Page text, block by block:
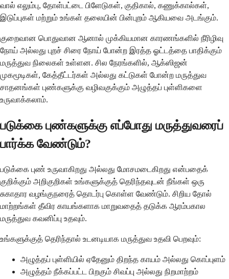
வால் எலும்பு, தோள்பட்டை பிளேடுகள், குதிகால், கணுக்கால்கள்,
இடுப்புகள் மற்றும் உங்கள் தலையின் பின்புறம் ஆகியவை அடங்கும்.
குறைவான பொதுவான ஆனால் முக்கியமான காரணங்களில் நீரிழிவு
நோய் அல்லது புறச் சிரை நோய் போன்ற இரத்த ஓட்டத்தை பாதிக்கும்
மருத்துவ நிலைகள் உள்ளன. சில நேரங்களில், ஆக்ஸிஜன்
முகமூடிகள், கேத்தீட்டர்கள் அல்லது கட்டுகள் போன்ற மருத்துவ
சாதனங்கள் புண்களுக்கு வழிவகுக்கும் அழுத்தப் புள்ளிகளை
உருவாக்கலாம்.
படுக்கை புண்களுக்கு எப்போது மருத்துவரைப்
பார்க்க வேண்டும்?
படுக்கை புண் உருவாகிறது அல்லது மோசமடைகிறது என்பதைக்
குறிக்கும் அறிகுறிகள் உங்களுக்குத் தெரிந்தவுடன் நீங்கள் ஒரு
சுகாதார வழங்குநரைத் தொடர்பு கொள்ள வேண்டும். சிறிய தோல்
மாற்றங்கள் தீவிர காயங்களாக மாறுவதைத் தடுக்க ஆரம்பகால
மருத்துவ கவனிப்பு உதவும்.
உங்களுக்குத் தெரிந்தால் உடனடியாக மருத்துவ உதவி பெறவும்:
அழுத்தப் புள்ளியில் ஏதேனும் திறந்த காயம் அல்லது கொப்புளம்
அழுத்தம் நீக்கப்பட்ட பிறகும் சிவப்பு அல்லது நிறமாற்றம்